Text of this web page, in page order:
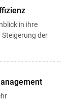
in ihre
der